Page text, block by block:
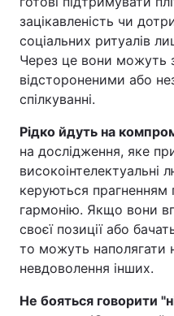
зацікавленість чи
соціальних ритуалів
Через це вони можуть
відстороненими або
спілкуванні.
Рідко йдуть на
на дослідження, яке
керуються прагненням
гармонію. Якщо вони
своєї позиції або
то можуть наполягати
невдоволення інших.
Не бояться говорити